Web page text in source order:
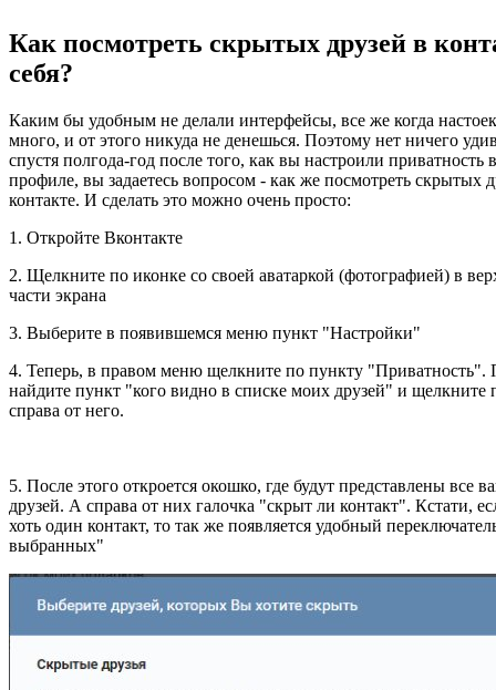
Как посмотреть скрытых друзей в
себя?
Каким бы удобным не делали интерфейсы, все же когда
много, и от этого никуда не денешься. Поэтому нет ничего
спустя полгода-год после того, как вы настроили приватность
профиле, вы задаетесь вопросом - как же посмотреть скрытых
контакте. И сделать это можно очень просто:
1. Откройте Вконтакте
2. Щелкните по иконке со своей аватаркой (фотографией) в
части экрана
3. Выберите в появившемся меню пункт "Настройки"
4. Теперь, в правом меню щелкните по пункту "Приватность".
найдите пункт "кого видно в списке моих друзей" и щелкните
справа от него.
5. После этого откроется окошко, где будут представлены все
друзей. А справа от них галочка "скрыт ли контакт". Кстати,
хоть один контакт, то так же появляется удобный
выбранных"